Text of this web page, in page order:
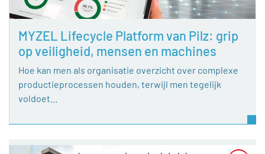
MYZEL Lifecycle Platform van Pilz: grip
op veiligheid, mensen en machines
Hoe kan men als organisatie overzicht over complexe
productieprocessen houden, terwijl men tegelijk
voldoet…